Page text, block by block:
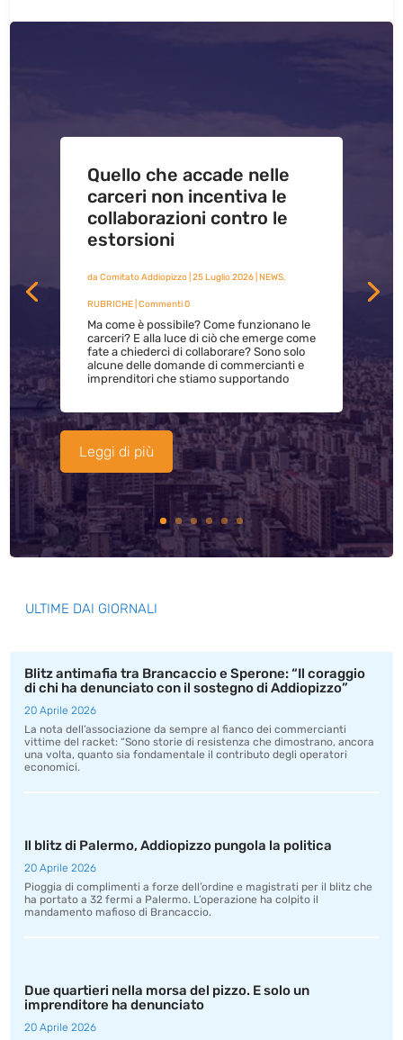
Quello che accade nelle
carceri non incentiva le
collaborazioni contro le
estorsioni
da Comitato Addiopizzo| 25 Luglio 2026| NEWS,
RUBRICHE| Commenti 0
Ma come è possibile? Come funzionano le
carceri? E alla luce di ciò che emerge come
fate a chiederci di collaborare? Sono solo
alcune delle domande di commercianti e
imprenditori che stiamo supportando
Leggi di più
ULTIME DAI GIORNALI
Blitz antimafia tra Brancaccio e Sperone: “Il coraggio
di chi ha denunciato con il sostegno di Addiopizzo”
20 Aprile 2026
La nota dell’associazione da sempre al fianco dei commercianti
vittime del racket: “Sono storie di resistenza che dimostrano, ancora
una volta, quanto sia fondamentale il contributo degli operatori
economici.
Il blitz di Palermo, Addiopizzo pungola la politica
20 Aprile 2026
Pioggia di complimenti a forze dell’ordine e magistrati per il blitz che
ha portato a 32 fermi a Palermo. L’operazione ha colpito il
mandamento mafioso di Brancaccio.
Due quartieri nella morsa del pizzo. E solo un
imprenditore ha denunciato
20 Aprile 2026